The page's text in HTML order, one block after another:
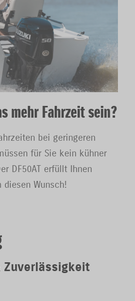
mehr Fahrzeit sein?
bei geringeren
für Sie kein kühner
DF50AT erfüllt Ihnen
Wunsch!